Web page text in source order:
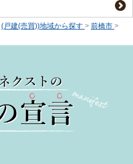
(戸建(売買))地域から探す > 前橋市 >